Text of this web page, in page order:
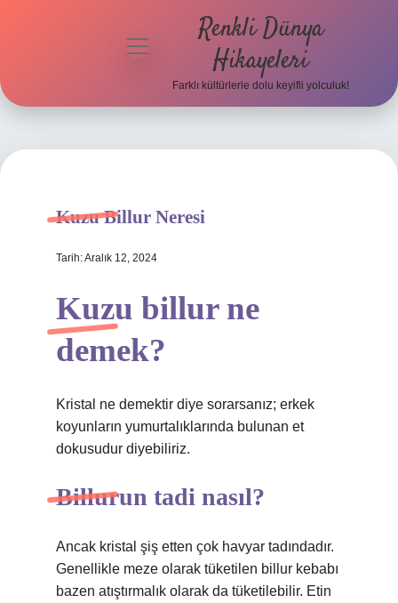
menüyü
Renkli Dünya
Hikayeleri
Farklı kültürlerle dolu keyifli yolculuk!
Kuzu Billur Neresi
Tarih: Aralık 12, 2024
Kuzu billur ne
demek?
Kristal ne demektir diye sorarsanız; erkek
koyunların yumurtalıklarında bulunan et
dokusudur diyebiliriz.
Billurun tadi nasıl?
Ancak kristal şiş etten çok havyar tadındadır.
Genellikle meze olarak tüketilen billur kebabı
bazen atıştırmalık olarak da tüketilebilir. Etin